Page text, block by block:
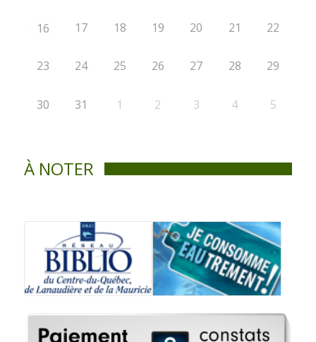
16 17 18 19 20 21 22
23 24 25 26 27 28 29
30 31 1 2 3 4 5
À NOTER